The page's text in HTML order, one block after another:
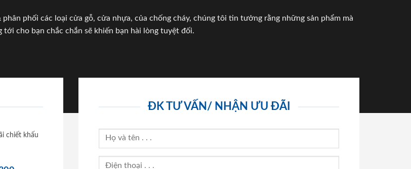
phối các loại cửa gỗ, cửa nhựa, của chống cháy, chúng tôi tin tưởng rằng những sản phẩm mà
tới cho bạn chắc chắn sẽ khiến bạn hài lòng tuyệt đối.
chiết khấu
ĐK TƯ VẤN/ NHẬN ƯU ĐÃI